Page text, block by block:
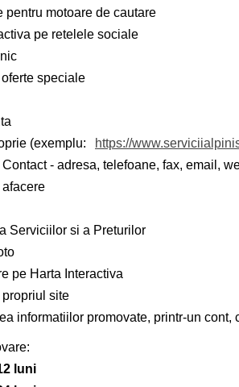
pentru motoare de cautare
pe retelele sociale
speciale
(exemplu:
https://
- adresa, telefoane, fax, email,
Serviciilor si a Preturilor
pe Harta Interactiva
propriul site
informatiilor promovate, printr-un cont,
luni